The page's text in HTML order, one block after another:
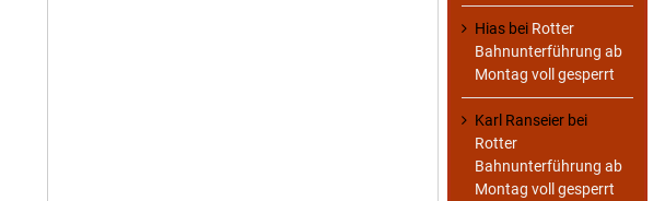
Hias bei Rotter
Bahnunterführung ab
Montag voll gesperrt
Karl Ranseier bei
Rotter
Bahnunterführung ab
Montag voll gesperrt